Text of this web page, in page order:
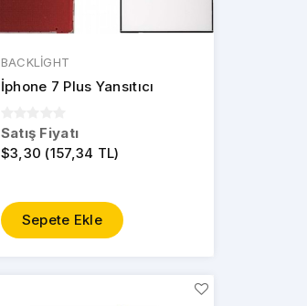
BACKLİGHT
İphone 7 Plus Yansıtıcı
Satış Fiyatı
$3,30 (157,34 TL)
Sepete Ekle